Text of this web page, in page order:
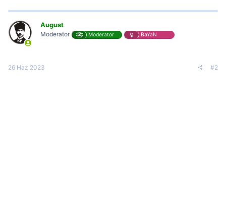
August
Moderator Moderator BaYaN
26 Haz 2023 #2